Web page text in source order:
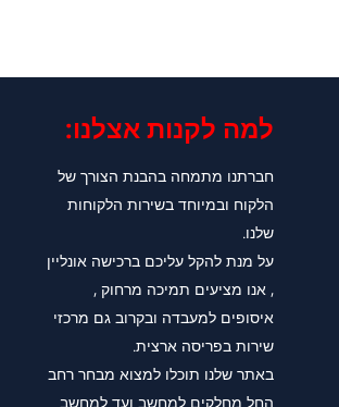
למה לקנות אצלנו:​
חברתנו מתמחה בהבנת הצורך של
הלקוח ובמיוחד בשירות הלקוחות
שלנו.
על מנת להקל עליכם ברכישה אונליין
, אנו מציעים תמיכה מרחוק ,
איסופים למעבדה ובקרוב גם מרכזי
שירות בפריסה ארצית.
באתר שלנו תוכלו למצוא מבחר רחב
החל מחלקים למחשב ועד למחשב